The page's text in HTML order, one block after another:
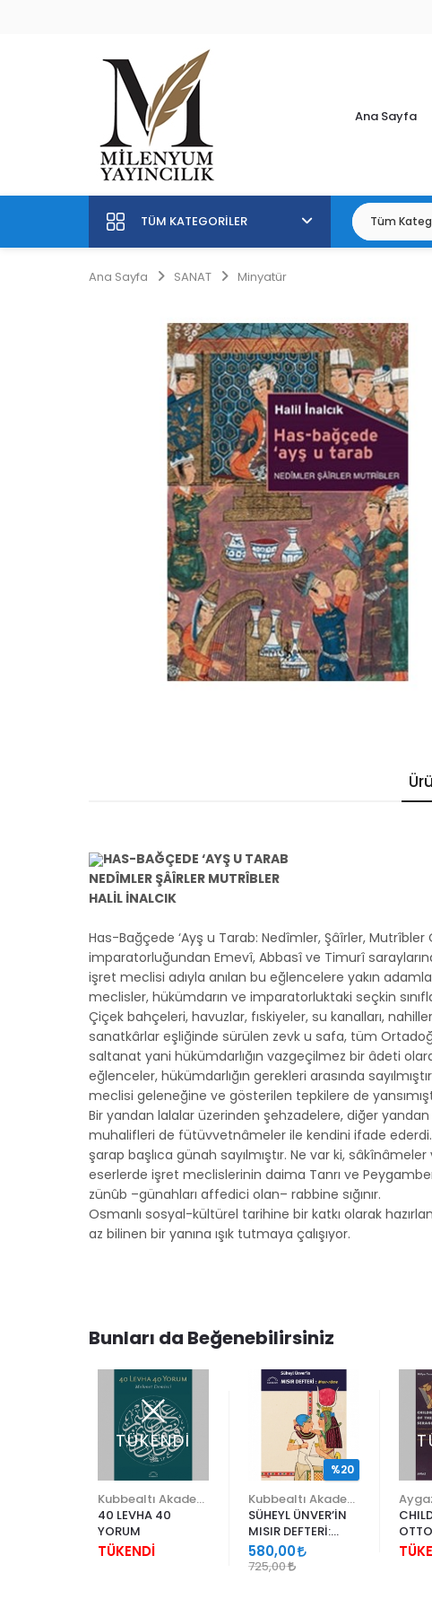
Ana Sayfa
TÜM KATEGORILER
Ana Sayfa SANAT Minyatür
HAS-BAĞÇEDE ‘AYŞ U TARAB
NEDÎMLER ŞÂÎRLER MUTRÎBLER
HALİL İNALCIK
Has-Bağçede ‘Ayş u Tarab: Nedîmler, Şâîrler,
imparatorluğundan Emevî, Abbasî ve Timurî
işret meclisi adıyla anılan bu eğlencelere yakın
meclisler, hükümdarın ve imparatorluktaki seçkin
Çiçek bahçeleri, havuzlar, fıskiyeler, su kanalları,
sanatkârlar eşliğinde sürülen zevk u safa, tüm
saltanat yani hükümdarlığın vazgeçilmez bir âdeti
eğlenceler, hükümdarlığın gerekleri arasında
meclisi geleneğine ve gösterilen tepkilere de
Bir yandan lalalar üzerinden şehzadelere, diğer
muhalifleri de fütüvvetnâmeler ile kendini ifade
şarap başlıca günah sayılmıştır. Ne var ki,
eserlerde işret meclislerinin daima Tanrı ve
zünûb –günahları affedici olan– rabbine sığınır.
Osmanlı sosyal-kültürel tarihine bir katkı olarak
az bilinen bir yanına ışık tutmaya çalışıyor.
Bunları da Beğenebilirsiniz
TÜKENDİ
40 LEVHA 40
YORUM
TÜKENDİ
SÜHEYL ÜNVER’İN
MISIR DEFTERİ:
MISIR-NÂME
580,00
725,00
%20